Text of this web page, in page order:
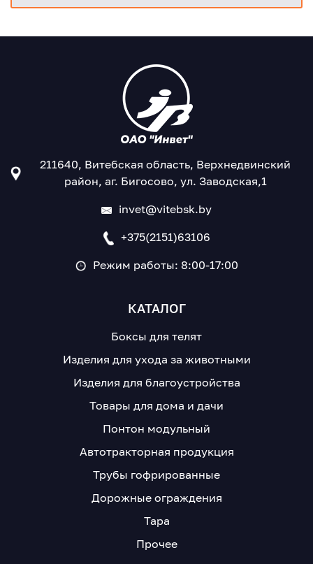
211640, Витебская область, Верхнедвинский
район, аг. Бигосово, ул. Заводская,1
invet@vitebsk.by
+375(2151)63106
Режим работы: 8:00-17:00
КАТАЛОГ
Боксы для телят
Изделия для ухода за животными
Изделия для благоустройства
Товары для дома и дачи
Понтон модульный
Автотракторная продукция
Трубы гофрированные
Дорожные ограждения
Тара
Прочее